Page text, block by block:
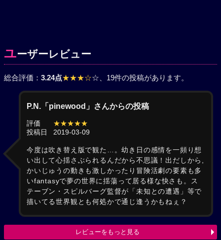
ユーザーレビュー
総合評価： 3.24点★★★☆☆ 、19件の投稿があります。
P.N.「pinewood」さんからの投稿
評価
★★★★★
投稿日
2019-03-09
今度は吹き替え版で観た…。幼き日の感情を一頻り想
い出して心揺さぶられるんだから不思議！出だしから,
かいじゅうの動きも激しかったり冒険活劇の要素も多
いfantasyで夢の世界に揺蕩って居る様な快さも。ス
テーブン・スピルバーグ監督が「未知との遭遇」等で
描いてる世界観とも何処かで通じ逢うかもねぇ？
レビューをもっと見る